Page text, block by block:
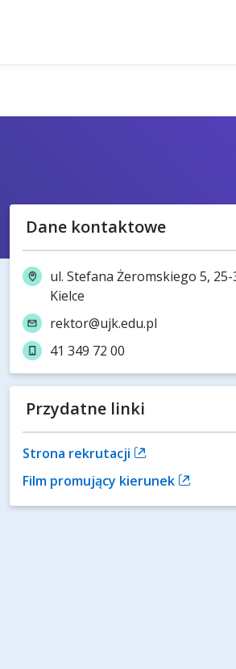
Dane kontaktowe
ul. Stefana Żeromskiego 5, 25-
Kielce
rektor@ujk.edu.pl
41 349 72 00
Przydatne linki
Strona rekrutacji
Film promujący kierunek